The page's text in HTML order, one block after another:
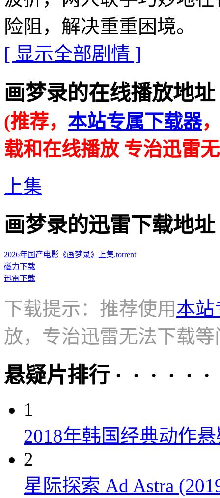
险阻，解决重重困境。
[ 显示全部剧情 ]
画梦录的在线播放地址 ·
(推荐， 本站专属下载器
载和在线播放 专治迅雷
上集
画梦录的迅雷下载地址 ·
2026年国产电影《画梦录》上集.torrent
磁力下载
迅雷下载
下载提示：推荐使用本站
放，专治迅雷无法下载等
悬疑片排行 · · · · · ·
1
2018年韩国经典动作
2
星际探索 Ad Astra